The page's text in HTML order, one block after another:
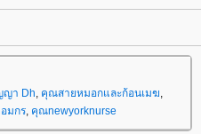
า Dh, คุณสายหมอกและก้อนเมฆ,
มกร, คุณnewyorknurse